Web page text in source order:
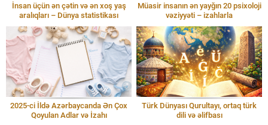
İnsan üçün ən çətin və ən xoş yaş
aralıqları – Dünya statistikası
Müasir insanın ən yayğın 20 psixoloji
vəziyyəti – izahlarla
2025-ci İldə Azərbaycanda Ən Çox
Qoyulan Adlar və İzahı
Türk Dünyası Qurultayı, ortaq türk
dili və əlifbası